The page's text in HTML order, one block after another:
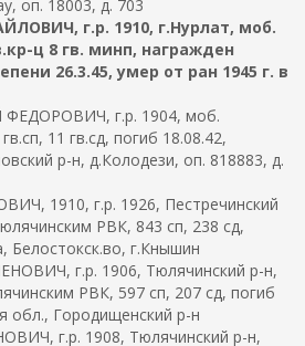
оп. 18003, д. 703
г.р. 1910, г.Нурлат, моб.
ц 8 гв. минп, награжден
26.3.45, умер от ран 1945 г. в
г.р. 1904, моб.
11 гв.сд, погиб 18.08.42,
р-н, д.Колодези, оп. 818883, д.
1910, г.р. 1926, Пестречинский
РВК, 843 сп, 238 сд,
Белостокск.во, г.Кнышин
г.р. 1906, Тюлячинский р-н,
РВК, 597 сп, 207 сд, погиб
обл., Городищенский р-н
г.р. 1908, Тюлячинский р-н,